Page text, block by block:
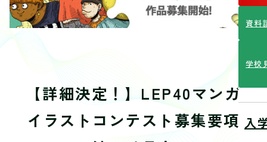
資料
学校
入
【詳細決定！】LEP40マンガ
イラストコンテスト募集要項